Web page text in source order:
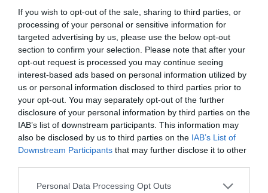
If you wish to opt-out of the sale, sharing to third parties, or
processing of your personal or sensitive information for
targeted advertising by us, please use the below opt-out
section to confirm your selection. Please note that after your
opt-out request is processed you may continue seeing
interest-based ads based on personal information utilized by
us or personal information disclosed to third parties prior to
your opt-out. You may separately opt-out of the further
disclosure of your personal information by third parties on the
IAB’s list of downstream participants. This information may
also be disclosed by us to third parties on the IAB’s List of
Downstream Participants that may further disclose it to other
Personal Data Processing Opt Outs
δεκαετές πλάνο διάσωσης του
εμβληματικού ιδρύματος από τα
προβλήματα που το μαστίζουν, όπως οι
διαρροές υδάτων, οι απότομες
θερμοκρασιακές διακυμάνσεις, οι
ξεπερασμένες υποδομές και ο
συνωστισμός. Παρ’ όλα αυτά, η
εφαρμογή του φαίνεται υπερβολικά
μακρινή για τους εργαζόμενούς του
Είναι χαρακτηριστικό ότι την περασμένη χρονιά
μέτρησε8,7 εκατομμύρια επισκέπτες, δηλαδή
σχεδιαστεί. Ακόμα και με το ημερήσιο όριο των